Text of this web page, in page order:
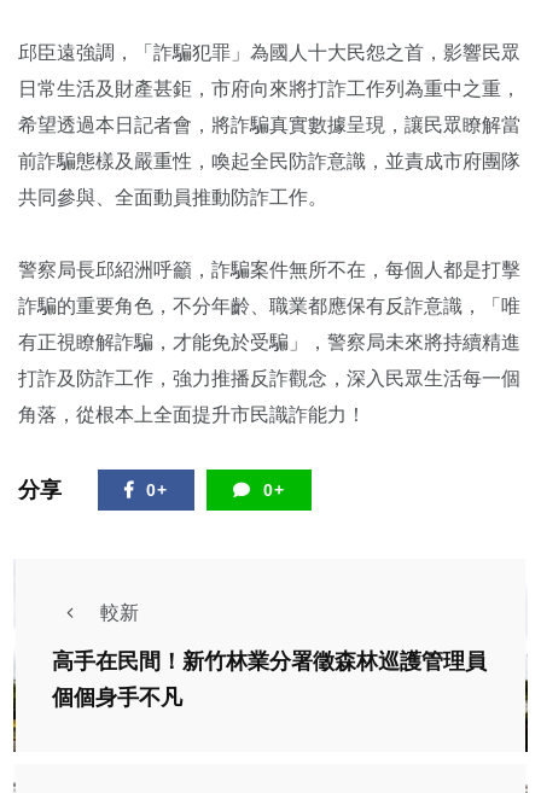
邱臣遠強調，「詐騙犯罪」為國人十大民怨之首，影響民眾
日常生活及財產甚鉅，市府向來將打詐工作列為重中之重，
希望透過本日記者會，將詐騙真實數據呈現，讓民眾瞭解當
前詐騙態樣及嚴重性，喚起全民防詐意識，並責成市府團隊
共同參與、全面動員推動防詐工作。
警察局長邱紹洲呼籲，詐騙案件無所不在，每個人都是打擊
詐騙的重要角色，不分年齡、職業都應保有反詐意識，「唯
有正視瞭解詐騙，才能免於受騙」，警察局未來將持續精進
打詐及防詐工作，強力推播反詐觀念，深入民眾生活每一個
角落，從根本上全面提升市民識詐能力！
分享 0+ 0+
較新
高手在民間！新竹林業分署徵森林巡護管理員
個個身手不凡